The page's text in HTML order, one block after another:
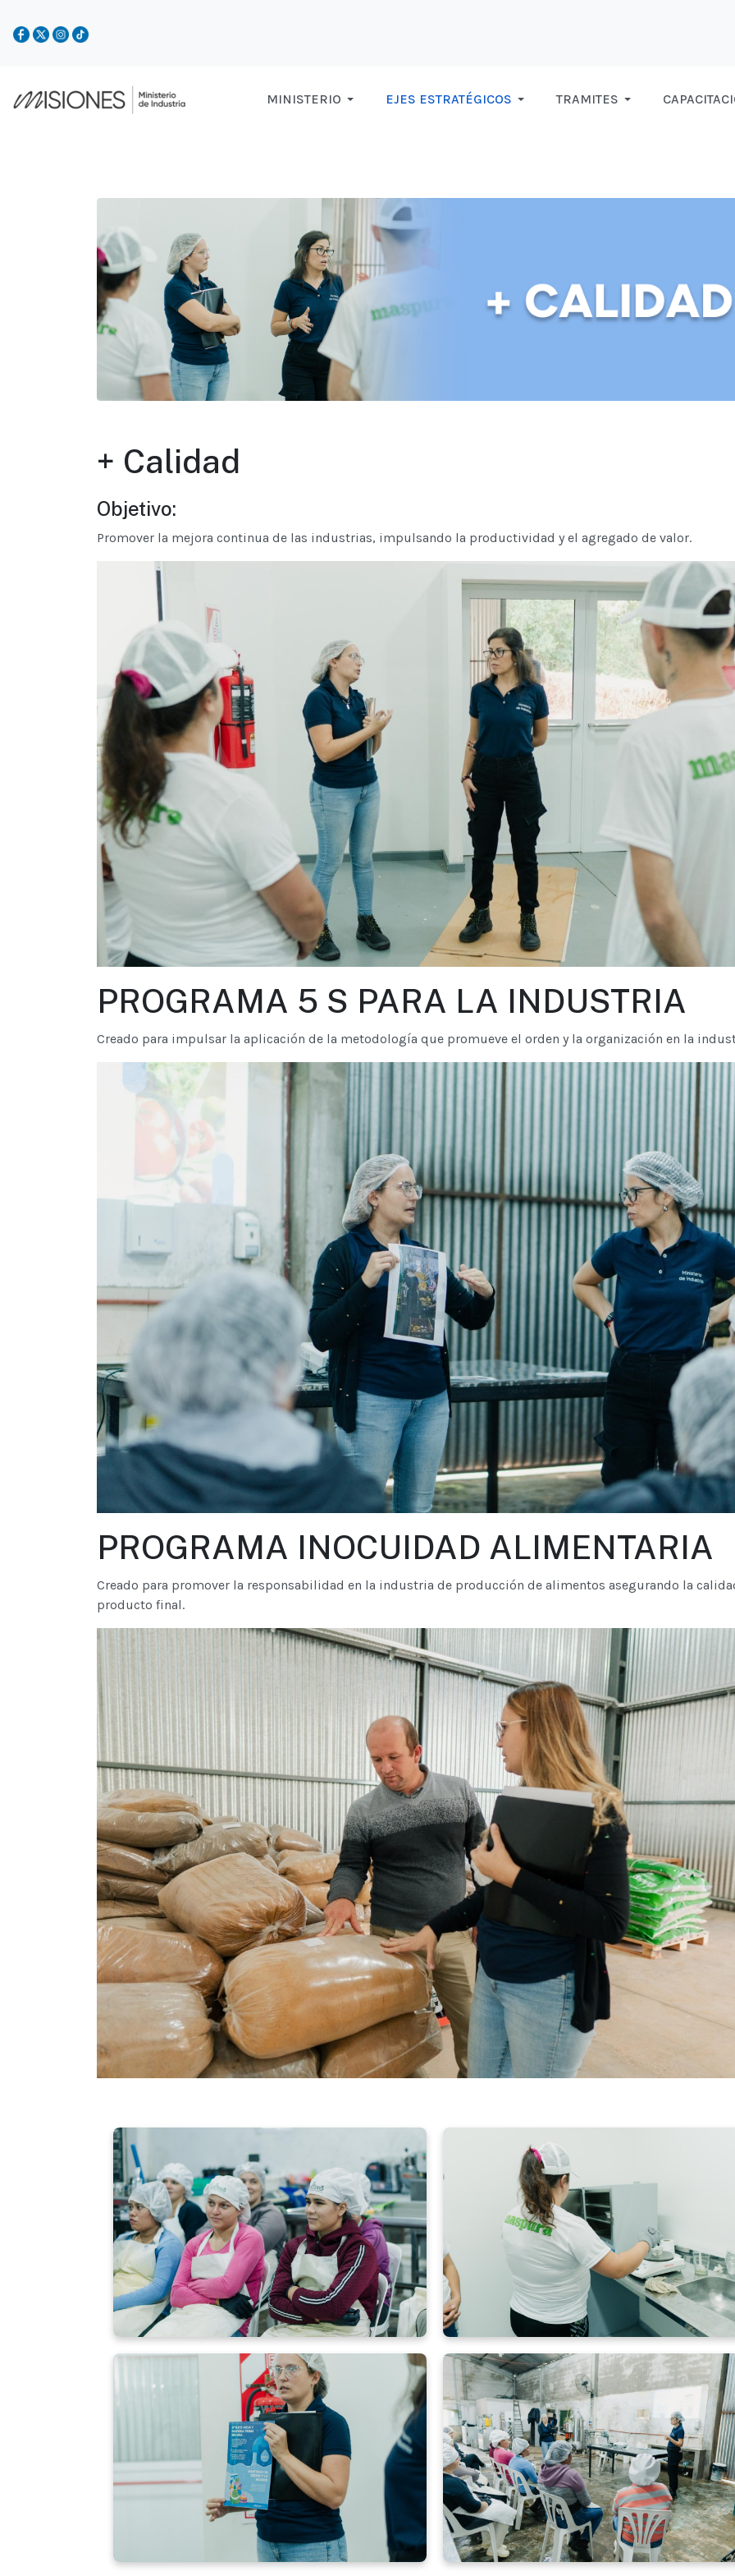
MINISTERIO EJES ESTRATÉGICOS TRAMITES
+ Calidad
Objetivo:
Promover la mejora continua de las industrias, impulsando la productividad y el agregado de valor.
PROGRAMA 5 S PARA LA INDUSTRIA
Creado para impulsar la aplicación de la metodología que promueve el orden y la organización en la
PROGRAMA INOCUIDAD ALIMENTARIA
Creado para promover la responsabilidad en la industria de producción de alimentos asegurando la
producto final.